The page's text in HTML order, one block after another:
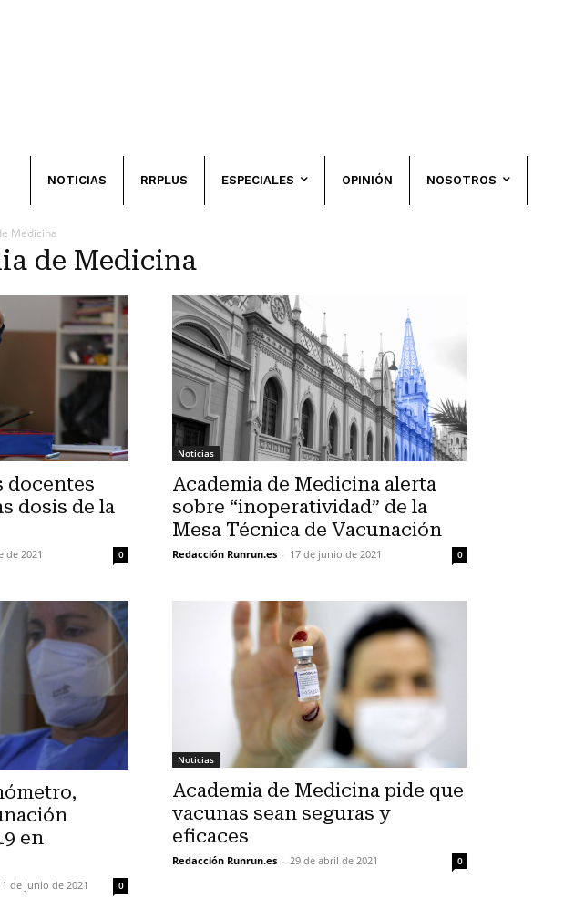
NOTICIAS RRPLUS ESPECIALES OPINIÓN NOSOTROS
Medicina
de Medicina
docentes
dosis de la
de 2021 0
Noticias
Academia de Medicina alerta
sobre “inoperatividad” de la
Mesa Técnica de Vacunación
Redacción Runrun.es - 17 de junio de 2021 0
en
1 de junio de 2021 0
Noticias
Academia de Medicina pide que
vacunas sean seguras y
eficaces
Redacción Runrun.es - 29 de abril de 2021 0